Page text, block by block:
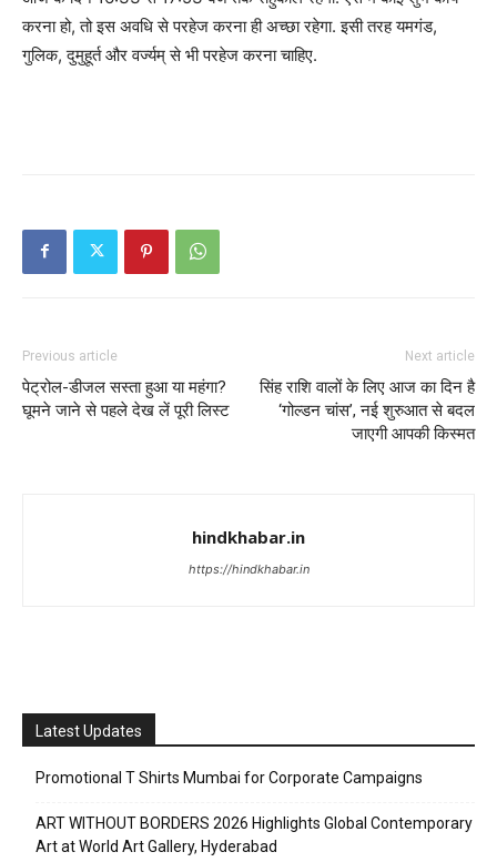
करना हो, तो इस अवधि से परहेज करना ही अच्छा रहेगा. इसी तरह यमगंड,
गुलिक, दुमुहूर्त और वर्ज्यम् से भी परहेज करना चाहिए.
Previous article
पेट्रोल-डीजल सस्ता हुआ या महंगा?
घूमने जाने से पहले देख लें पूरी लिस्ट
Next article
सिंह राशि वालों के लिए आज का दिन है
‘गोल्डन चांस’, नई शुरुआत से बदल
जाएगी आपकी किस्मत
hindkhabar.in
https://hindkhabar.in
Latest Updates
Promotional T Shirts Mumbai for Corporate Campaigns
ART WITHOUT BORDERS 2026 Highlights Global Contemporary
Art at World Art Gallery, Hyderabad